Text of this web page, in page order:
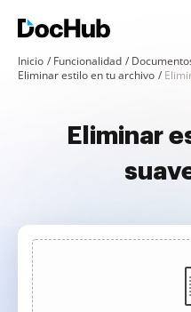
Inicio Funcionalidad
Eliminar estilo en tu archivo
Eliminar